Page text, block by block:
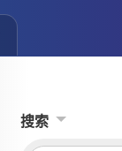
搜索